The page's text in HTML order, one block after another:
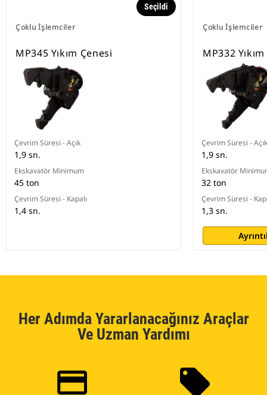
Çoklu İşlemciler
Seçildi
MP345 Yıkım Çenesi
Çevrim Süresi - Açık
1,9 sn.
Ekskavatör Minimum
45 ton
Çevrim Süresi - Kapalı
1,4 sn.
Çoklu İşlemciler
MP332
Çevrim Süresi - Açık
1,9 sn.
Ekskavatör
32 ton
Çevrim Süresi -
1,3 sn.
Her Adımda Yararlanacağınız Araçlar
Ve Uzman Yardımı